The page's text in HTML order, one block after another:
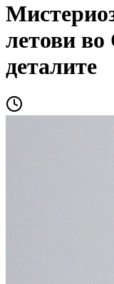
летови
деталите